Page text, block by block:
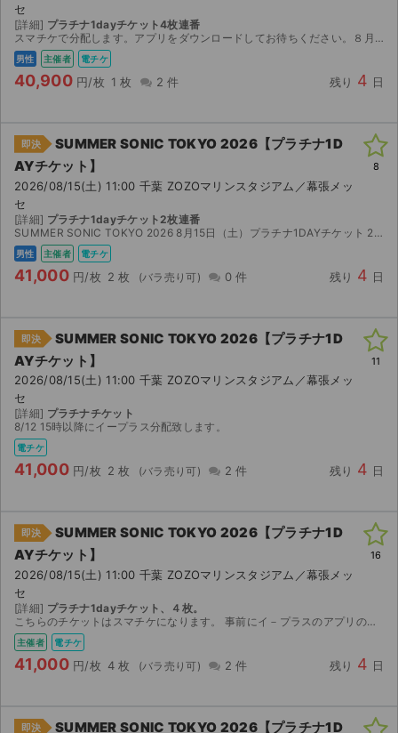
セ
[詳細] プラチナ1dayチケット4枚連番
スマチケで分配します。アプリをダウンロードしてお待ちください。８月9日以降分配予定です。
男性 主催者 電チケ
40,900 円/枚 1 枚 2 件 残り 4 日
即決
SUMMER SONIC TOKYO 2026【プラチナ1D
AYチケット】
2026/08/15(土) 11:00 千葉 ZOZOマリンスタジアム／幕張メッ
セ
[詳細] プラチナ1dayチケット2枚連番
SUMMER SONIC TOKYO 2026 8月15日（土）プラチナ1DAYチケット 2枚 仕事の都合により参加できなくなったため出品いたします。 ・会場：ZOZOマリンスタジ...
男性 主催者 電チケ
41,000 円/枚 2 枚 0 件 残り 4 日
8
即決
SUMMER SONIC TOKYO 2026【プラチナ1D
AYチケット】
2026/08/15(土) 11:00 千葉 ZOZOマリンスタジアム／幕張メッ
セ
[詳細] プラチナチケット
8/12 15時以降にイープラス分配致します。
電チケ
41,000 円/枚 2 枚 2 件 残り 4 日
11
即決
SUMMER SONIC TOKYO 2026【プラチナ1D
AYチケット】
2026/08/15(土) 11:00 千葉 ZOZOマリンスタジアム／幕張メッ
セ
[詳細] プラチナ1dayチケット、４枚。
こちらのチケットはスマチケになります。 事前にイ－プラスのアプリのインストールをお済ませください。 ご購入の場合にはイ－プラスのアプリに登録済みのメ－ルアドレス（複数枚ご購入の場合には複数人分...
主催者 電チケ
41,000 円/枚 4 枚 2 件 残り 4 日
16
即決
SUMMER SONIC TOKYO 2026【プラチナ1D